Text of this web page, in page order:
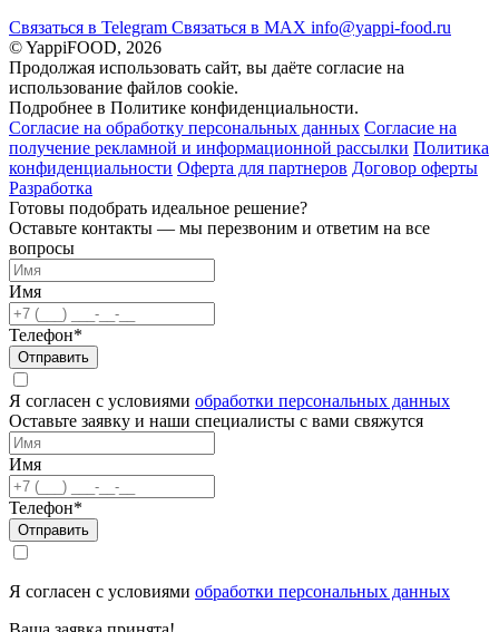
Связаться в Telegram Связаться в МАХ info@yappi-food.ru
© YappiFOOD, 2026
Продолжая использовать сайт, вы даёте согласие на
использование файлов cookie.
Подробнее в Политике конфиденциальности.
Согласие на обработку персональных данных Согласие на
получение рекламной и информационной рассылки Политика
конфиденциальности Оферта для партнеров Договор оферты
Разработка
Готовы подобрать идеальное решение?
Оставьте контакты — мы перезвоним и ответим на все
вопросы
Имя
Телефон*
Отправить
Я согласен с условиями обработки персональных данных
Оставьте заявку и наши специалисты с вами свяжутся
Имя
Телефон*
Отправить
Я согласен с условиями обработки персональных данных